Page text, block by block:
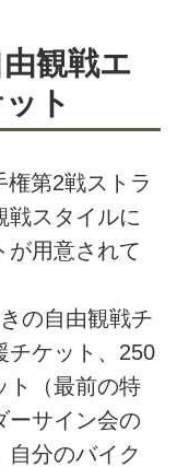
観戦エ
ト
権第2戦ストラ
戦スタイルに
が用意されて
の自由観戦チ
チケット、250
ト（最前の特
ーサイン会の
自分のバイク